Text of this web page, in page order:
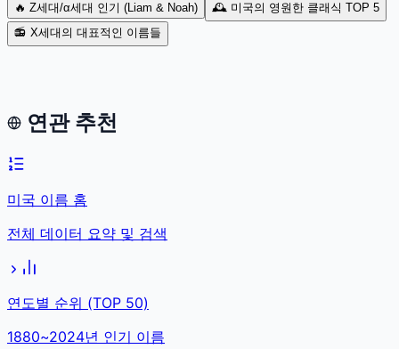
🔥 Z세대/α세대 인기 (Liam & Noah)
🕰️ 미국의 영원한 클래식 TOP 5
📻 X세대의 대표적인 이름들
연관 추천
미국 이름 홈
전체 데이터 요약 및 검색
연도별 순위 (TOP 50)
1880~2024년 인기 이름